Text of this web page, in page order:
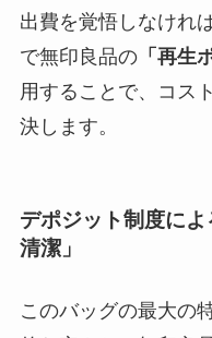
出費を覚悟しなけれ
で無印良品の「再生
用することで、コス
決します。
デポジット制度に
清潔」
このバッグの最大の